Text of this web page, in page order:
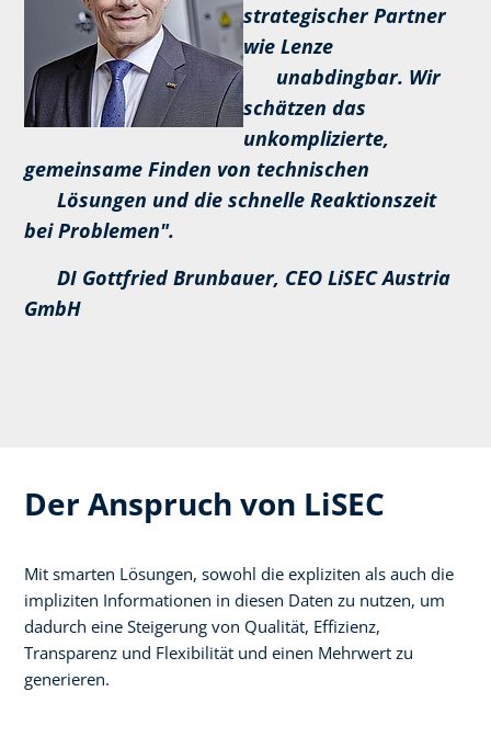
strategischer Partner
wie Lenze
unabdingbar. Wir
schätzen das
unkomplizierte,
gemeinsame Finden von technischen
Lösungen und die schnelle Reaktionszeit
bei Problemen".
DI Gottfried Brunbauer, CEO LiSEC Austria
GmbH
Der Anspruch von LiSEC
Mit smarten Lösungen, sowohl die expliziten als auch die
impliziten Informationen in diesen Daten zu nutzen, um
dadurch eine Steigerung von Qualität, Effizienz,
Transparenz und Flexibilität und einen Mehrwert zu
generieren.